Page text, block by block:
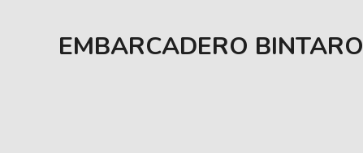
EMBARCADERO BINTARO